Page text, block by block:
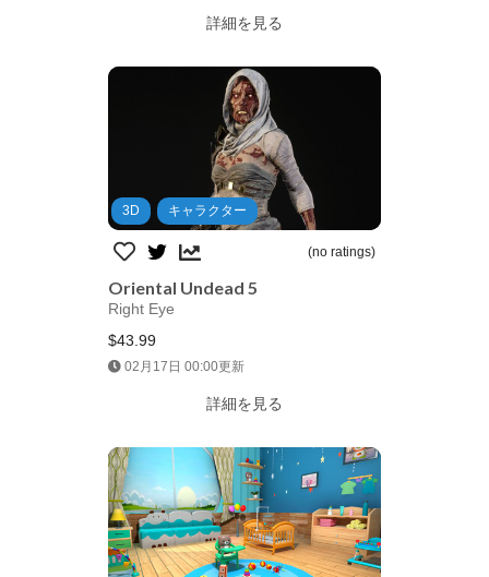
詳細を見る
3D キャラクター
(no ratings)
Oriental Undead 5
Right Eye
$43.99
02月17日 00:00更新
詳細を見る
Jump AssetStore